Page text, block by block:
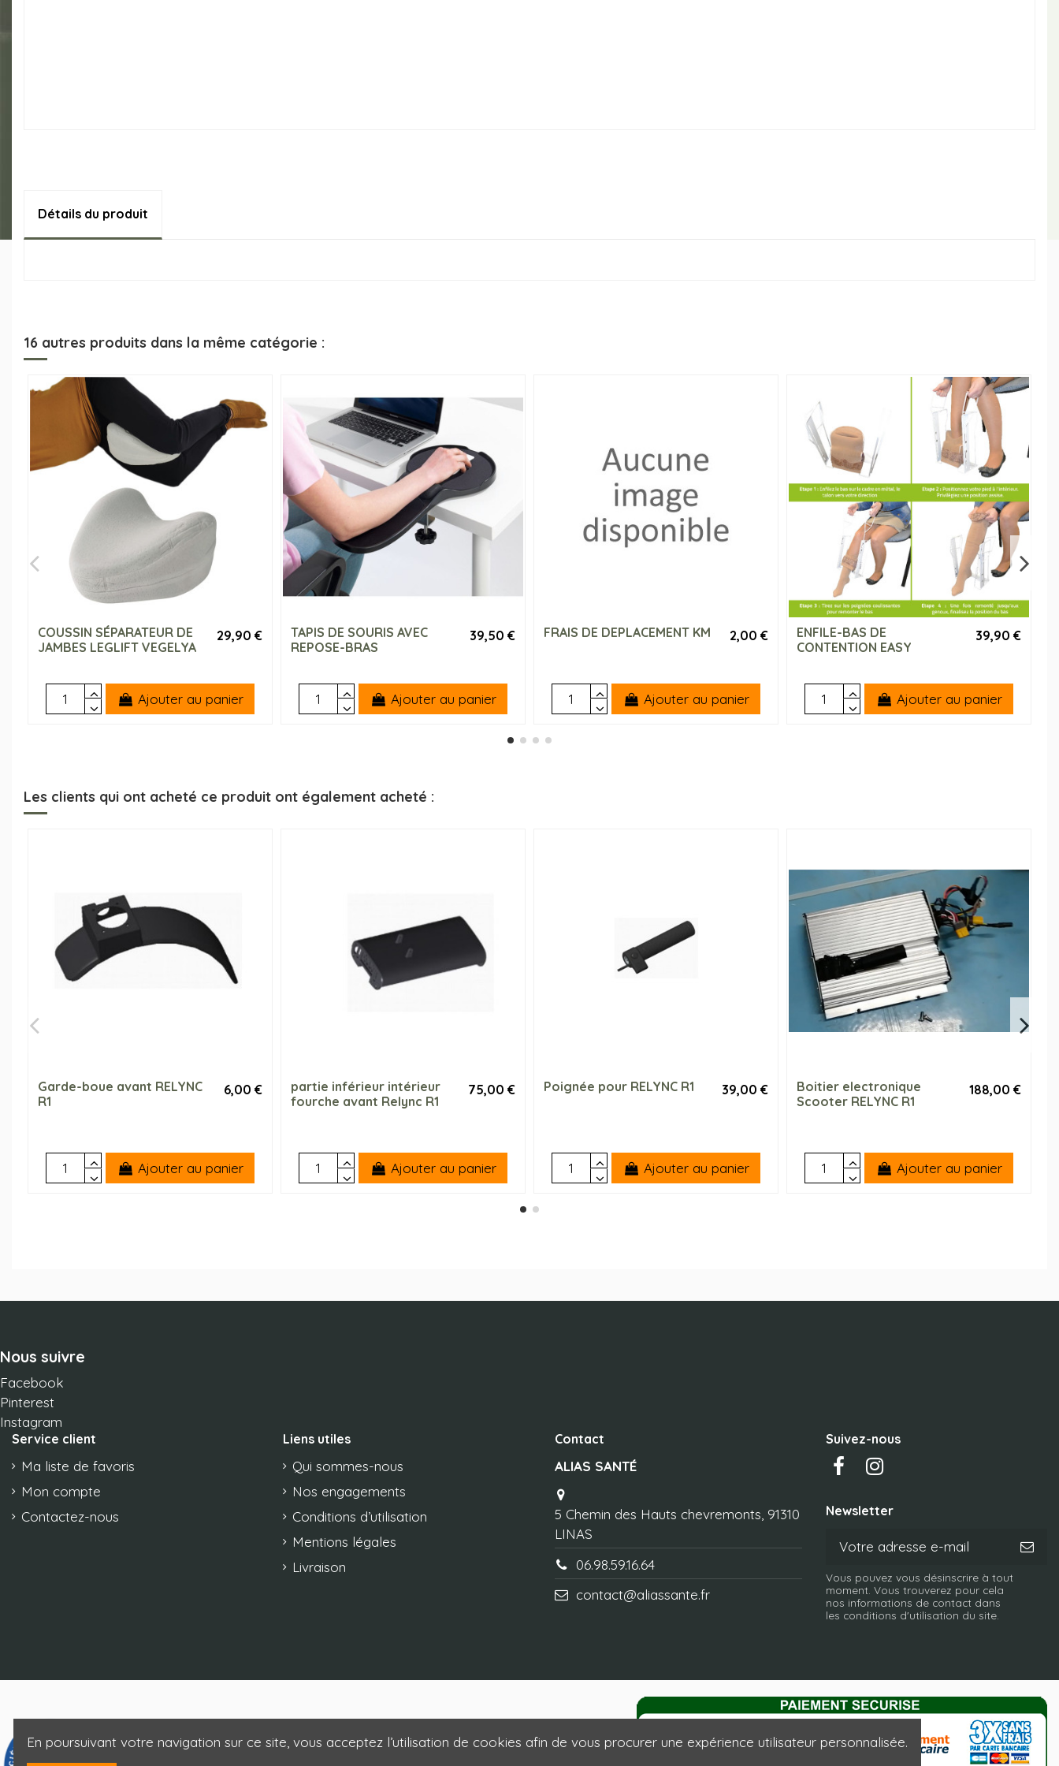
Détails du produit
16 autres produits dans la même catégorie :
COUSSIN SÉPARATEUR DE
JAMBES LEGLIFT VEGELYA
29,90 €
Ajouter au panier
TAPIS DE SOURIS AVEC
REPOSE-BRAS
39,50 €
Ajouter au panier
FRAIS DE DEPLACEMENT KM 2,00 €
Ajouter au panier
ENFILE-BAS DE
CONTENTION EASY
39,90 €
Ajouter au panier
Les clients qui ont acheté ce produit ont également acheté :
Garde-boue avant RELYNC
R1
6,00 €
Ajouter au panier
partie inférieur intérieur
fourche avant Relync R1
75,00 €
Ajouter au panier
Poignée pour RELYNC R1 39,00 €
Ajouter au panier
Boitier electronique
Scooter RELYNC R1
188,00 €
Ajouter au panier
Nous suivre
Facebook
Pinterest
Instagram
Service client
Ma liste de favoris
Mon compte
Contactez-nous
Liens utiles
Qui sommes-nous
Nos engagements
Conditions d’utilisation
Mentions légales
Livraison
Contact
ALIAS SANTÉ
5 Chemin des Hauts chevremonts, 91310
LINAS
06.98.59.16.64
contact@aliassante.fr
Suivez-nous
Newsletter
Vous pouvez vous désinscrire à tout
moment. Vous trouverez pour cela
nos informations de contact dans
les conditions d'utilisation du site.
En poursuivant votre navigation sur ce site, vous acceptez l’utilisation de cookies afin de vous procurer une expérience utilisateur personnalisée.
9.3/10